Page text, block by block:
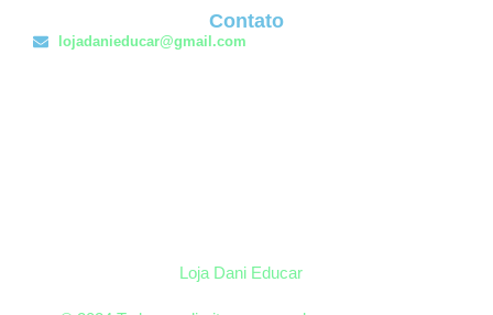
Contato
lojadanieducar@gmail.com
Loja Dani Educar